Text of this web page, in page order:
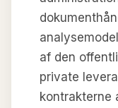
af den
private
kontrakterne